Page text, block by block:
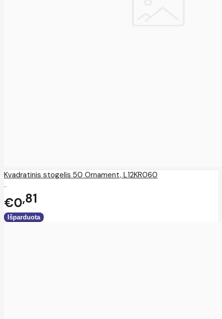
Kvadratinis stogelis 50 Ornament, L12KR060
..
€0 81